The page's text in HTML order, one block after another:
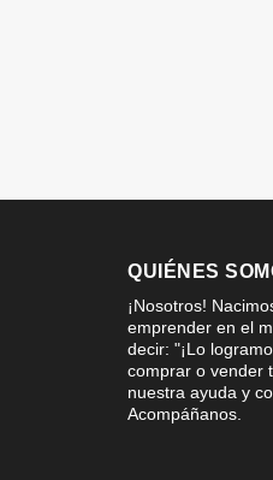
QUIÉNES
¡Nosotros!
emprender en el
decir: "¡Lo
comprar o vender
nuestra ayuda y
Acompáñanos.